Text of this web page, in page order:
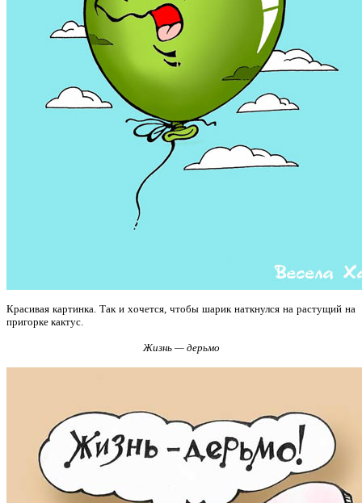
Красивая картинка. Так и хочется, чтобы шарик наткнулся на растущий на
пригорке кактус.
Жизнь — дерьмо